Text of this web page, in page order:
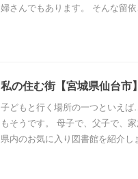
婦さんでもあります。 そんな留
私の住む街【宮城県仙台市
子どもと行く場所の一つといえ
もそうです。 母子で、父子で、
県内のお気に入り図書館を紹介